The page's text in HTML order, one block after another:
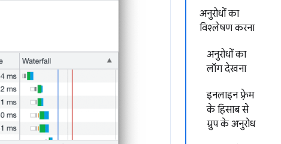
अनुरोधों का
विश्लेषण करना
अनुरोधों का
लॉग देखना
इनलाइन फ़्रेम
के हिसाब से
ग्रुप के अनुरोध